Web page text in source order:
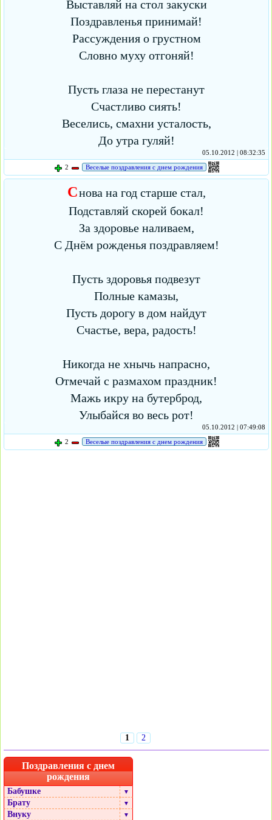
Выставляй на стол закуски
Поздравленья принимай!
Рассуждения о грустном
Словно муху отгоняй!
Пусть глаза не перестанут
Счастливо сиять!
Веселись, смахни усталость,
До утра гуляй!
05.10.2012 | 08:32:35
2
Веселые поздравления с днем рождения
Снова на год старше стал,
Подставляй скорей бокал!
За здоровье наливаем,
С Днём рожденья поздравляем!
Пусть здоровья подвезут
Полные камазы,
Пусть дорогу в дом найдут
Счастье, вера, радость!
Никогда не хнычь напрасно,
Отмечай с размахом праздник!
Мажь икру на бутерброд,
Улыбайся во весь рот!
05.10.2012 | 07:49:08
2
Веселые поздравления с днем рождения
1 2
Поздравления с днем
рождения
Бабушке ▼
Брату ▼
Внуку ▼